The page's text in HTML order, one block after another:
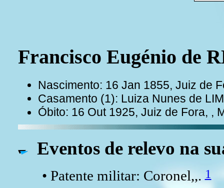
Francisco Eugénio de
Nascimento: 16 Jan 1855, Juiz de
Casamento (1): Luiza Nunes de
Óbito: 16 Out 1925, Juiz de Fora, ,
Eventos de relevo na
• Patente militar: Coronel,,.1